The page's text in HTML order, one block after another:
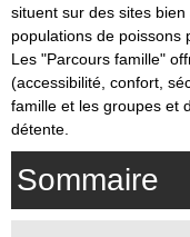
situent sur des sites
populations de poissons
Les "Parcours famille"
(accessibilité, confort,
famille et les groupes et
détente.
Sommaire